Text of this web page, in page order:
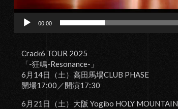
00:00
Crack6 TOUR 2025
「-狂鳴-Resonance-」
6月14日（土）高田馬場CLUB PHASE
開場17:00／開演17:30
6月21日（土）大阪 Yogibo HOLY MOUNTAIN